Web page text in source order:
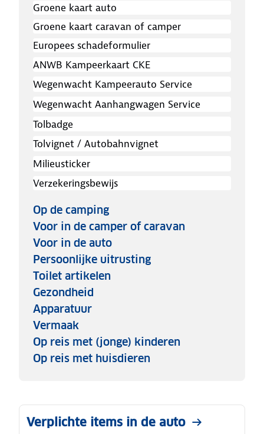
Groene kaart auto
Groene kaart caravan of camper
Europees schadeformulier
ANWB Kampeerkaart CKE
Wegenwacht Kampeerauto Service
Wegenwacht Aanhangwagen Service
Tolbadge
Tolvignet / Autobahnvignet
Milieusticker
Verzekeringsbewijs
Op de camping
Voor in de camper of caravan
Voor in de auto
Persoonlijke uitrusting
Toilet artikelen
Gezondheid
Apparatuur
Vermaak
Op reis met (jonge) kinderen
Op reis met huisdieren
Verplichte items in de auto